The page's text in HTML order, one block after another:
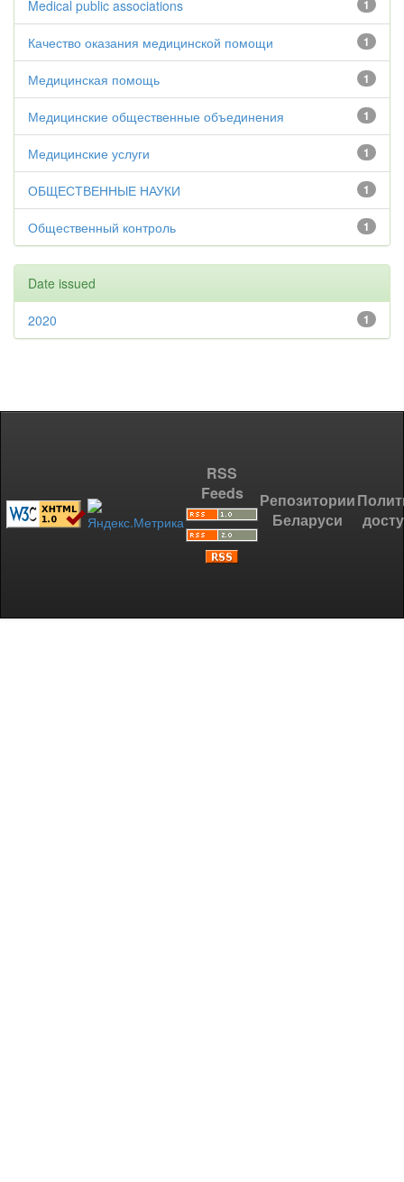
1
Medical public associations
1
Качество оказания медицинской помощи
1
Медицинская помощь
1
Медицинские общественные объединения
1
Медицинские услуги
1
ОБЩЕСТВЕННЫЕ НАУКИ
1
Общественный контроль
Date issued
1
2020
RSS
Feeds
Репозитории
Беларуси